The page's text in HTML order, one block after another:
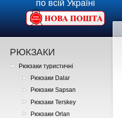
по всій Україні
РЮКЗАКИ
Рюкзаки туристичні
Рюкзаки Dalar
Рюкзаки Sapsan
Рюкзаки Terskey
Рюкзаки Orlan